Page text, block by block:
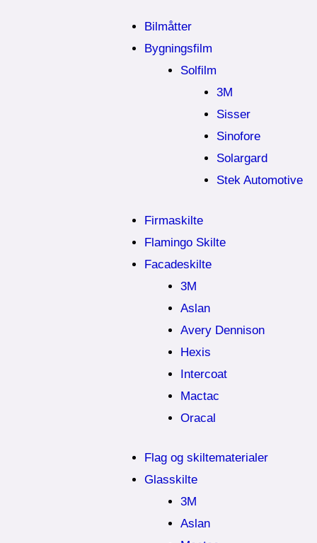
Bilmåtter
Bygningsfilm
Solfilm
3M
Sisser
Sinofore
Solargard
Stek Automotive
Firmaskilte
Flamingo Skilte
Facadeskilte
3M
Aslan
Avery Dennison
Hexis
Intercoat
Mactac
Oracal
Flag og skiltematerialer
Glasskilte
3M
Aslan